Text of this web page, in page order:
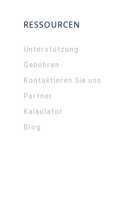
RESSOURCEN
Unterstützung
Gebühren
Kontaktieren Sie uns
Partner
Kalkulator
Blog